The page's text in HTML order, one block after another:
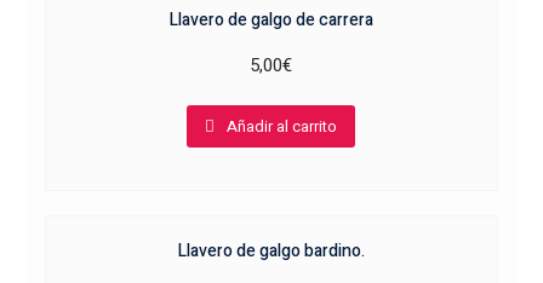
Llavero de galgo de carrera
5,00€
Añadir al carrito
Llavero de galgo bardino.